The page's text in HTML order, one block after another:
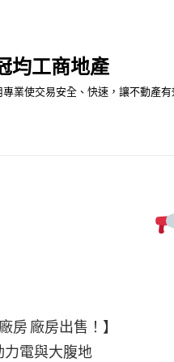
均工商地產
專業使交易安全、快速，讓不動產有
房 廠房出售！】
力電與大腹地